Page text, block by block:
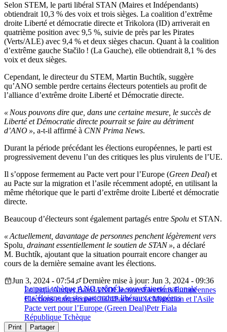
Selon STEM, le parti libéral STAN (Maires et Indépendants)
obtiendrait 10,3 % des voix et trois sièges. La coalition d’extrême
droite Liberté et démocratie directe et Trikolora (ID) arriverait en
quatrième position avec 9,5 %, suivie de près par les Pirates
(Verts/ALE) avec 9,4 % et deux sièges chacun. Quant à la coalition
d’extrême gauche Stačilo ! (La Gauche), elle obtiendrait 8,1 % des
voix et deux sièges.
Cependant, le directeur du STEM, Martin Buchtík, suggère
qu’ANO semble perdre certains électeurs potentiels au profit de
l’alliance d’extrême droite Liberté et Démocratie directe.
« Nous pouvons dire que, dans une certaine mesure, le succès de
Liberté et Démocratie directe pourrait se faire au détriment
d’ANO », a-t-il affirmé à CNN Prima News.
Durant la période précédant les élections européennes, le parti est
progressivement devenu l’un des critiques les plus virulents de l’UE.
Il s’oppose fermement au Pacte vert pour l’Europe (Green Deal) et
au Pacte sur la migration et l’asile récemment adopté, en utilisant la
même rhétorique que le parti d’extrême droite Liberté et démocratie
directe.
Beaucoup d’électeurs sont également partagés entre Spolu et STAN.
« Actuellement, davantage de personnes penchent légèrement vers
Spolu , drainant essentiellement le soutien de STAN », a déclaré
M. Buchtík, ajoutant que la situation pourrait encore changer au
cours de la dernière semaine avant les élections.
Le parti tchèque ANO prône la souveraineté nationale
et s’éloigne de ses partenaires libéraux européens
Jun 3, 2024 - 07:54
Dernière mise à jour: Jun 3, 2024 - 09:36
PolitiqueAndrej BabišANOÉlectionsÉlections Européennes
Elections européennes 2024Pacte sur la Migration et l'Asile
Pacte vert pour l’Europe (Green Deal)Petr Fiala
République Tchèque
Print Partager